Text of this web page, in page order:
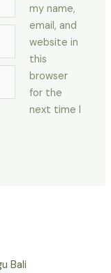
my name,
email, and
website in
this
browser
for the
next time I
Bali